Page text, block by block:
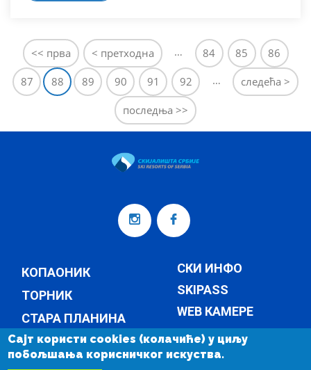
Стране
<< прва < претходна … 84 85 86
87 88 89 90 91 92 … следећа >
последња >>
КОПАОНИК
ТОРНИК
СТАРА ПЛАНИНА
КОМПАНИЈА
СКИ ИНФО
SKIPASS
WEB КАМЕРЕ
ТЕМПЕРАТУРА
Сајт користи cookies (колачиће) у циљу
побољшања корисничког искуства.